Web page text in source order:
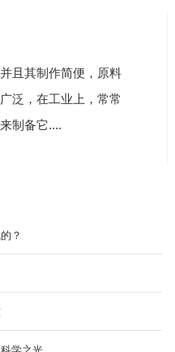
且其制作简便，原料
泛，在工业上，常常
制备它....
？